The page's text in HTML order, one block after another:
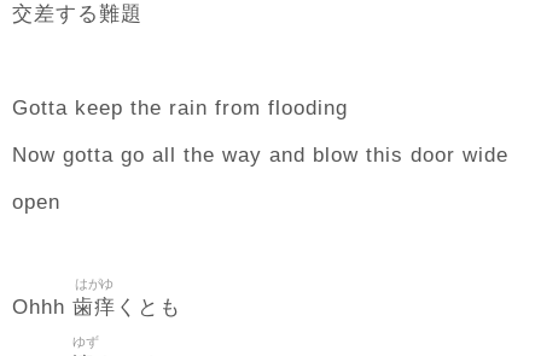
交差する難題
Gotta keep the rain from flooding
Now gotta go all the way and blow this door wide
open
Ohhh 歯痒
はがゆ
くとも
ゆず